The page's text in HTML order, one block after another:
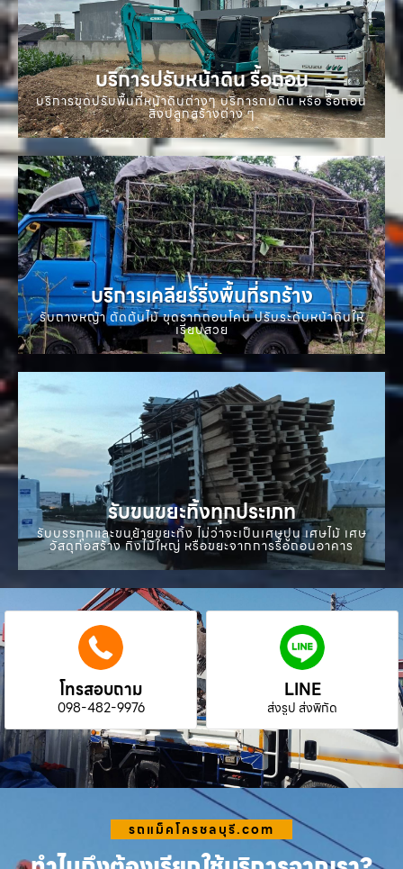
บริการปรับหน้าดิน รื้อถอน
บริการขุดปรับพื้นที่หน้าดินต่างๆ บริการถมดิน หรือ รื้อถอน
สิ่งปลูกสร้างต่าง ๆ
บริการเคลียร์ริ่งพื้นที่รกร้าง
รับถางหญ้า ตัดต้นไม้ ขุดรากถอนโคน ปรับระดับหน้าดินให้
เรียบสวย
รับขนขยะทิ้งทุกประเภท
รับบรรทุกและขนย้ายขยะทิ้ง ไม่ว่าจะเป็นเศษปูน เศษไม้ เศษ
วัสดุก่อสร้าง กิ่งไม้ใหญ่ หรือขยะจากการรื้อถอนอาคาร
โทรสอบถาม
098-482-9976
LINE
ส่งรูป ส่งพิกัด
รถแม็คโครชลบุรี.com